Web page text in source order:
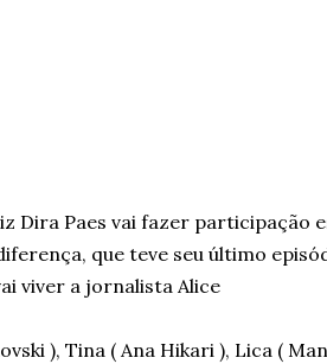
Dira Paes vai fazer participação
que teve seu último
viver a jornalista Alice
), Tina ( Ana Hikari ), Lica (